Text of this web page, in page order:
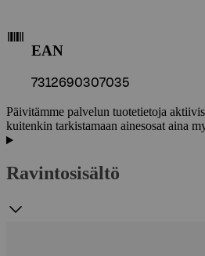
EAN
7312690307035
Päivitämme palvelun tuotetietoja
kuitenkin tarkistamaan ainesosat aina
Ravintosisältö